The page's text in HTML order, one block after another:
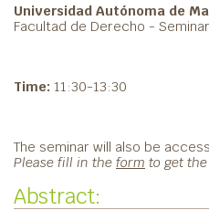
Universidad Autónoma de
Facultad de Derecho -
Time: 11:30-13:30
The seminar will also be
Please fill in the form to get
Abstract: